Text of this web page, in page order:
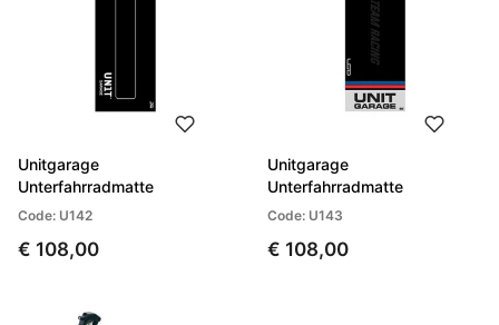
Unitgarage
Unterfahrradmatte
Code: U142
€ 108,00
Unitgarage
Unterfahrradmatte
Code: U143
€ 108,00